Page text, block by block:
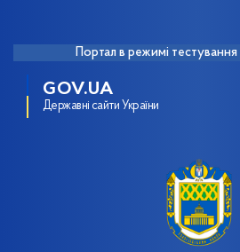
Портал в режимі
GOV.UA
Державні сайти України